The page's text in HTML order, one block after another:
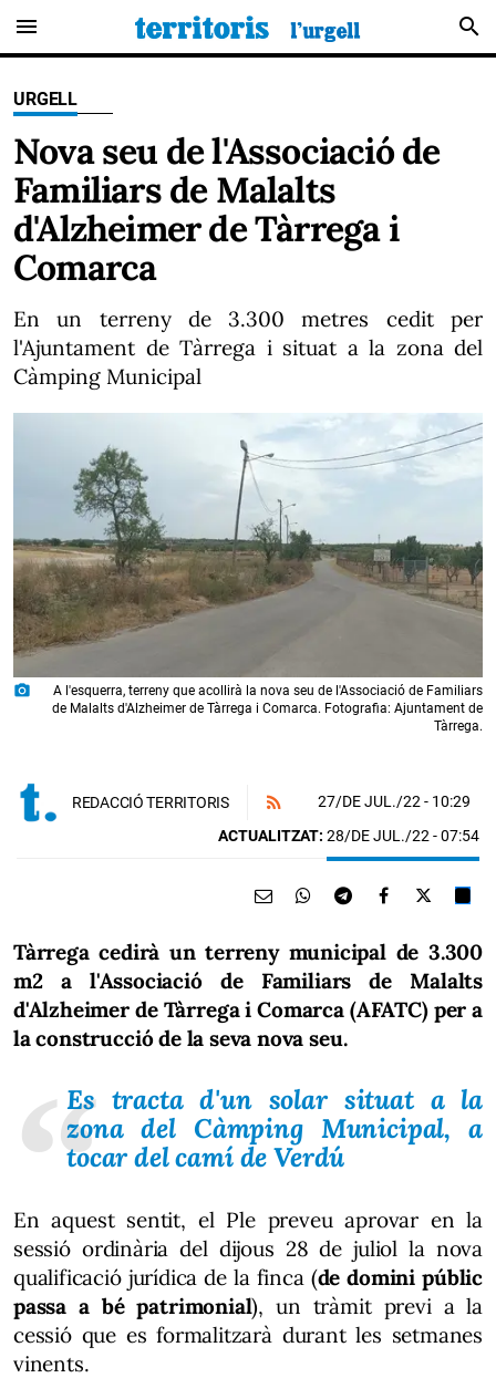
menu search
URGELL
Nova seu de l'Associació de
Familiars de Malalts
d'Alzheimer de Tàrrega i
Comarca
En un terreny de 3.300 metres cedit per
l'Ajuntament de Tàrrega i situat a la zona del
Càmping Municipal
photo_camera
A l'esquerra, terreny que acollirà la nova seu de l'Associació de Familiars
de Malalts d'Alzheimer de Tàrrega i Comarca. Fotografia: Ajuntament de
Tàrrega.
REDACCIÓ TERRITORIS 27/DE JUL./22 - 10:29
ACTUALITZAT: 28/DE JUL./22 - 07:54
Tàrrega cedirà un terreny municipal de 3.300
m2 a l'Associació de Familiars de Malalts
d'Alzheimer de Tàrrega i Comarca (AFATC) per a
la construcció de la seva nova seu.
Es tracta d'un solar situat a la
zona del Càmping Municipal, a
tocar del camí de Verdú
En aquest sentit, el Ple preveu aprovar en la
sessió ordinària del dijous 28 de juliol la nova
qualificació jurídica de la finca (de domini públic
passa a bé patrimonial), un tràmit previ a la
cessió que es formalitzarà durant les setmanes
vinents.